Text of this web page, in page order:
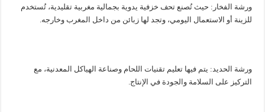
ورشة الفخار: حيث تُصنع تحف خزفية يدوية بجمالية مغربية تقليدية، تُستخدم
للزينة أو الاستعمال اليومي، وتجد لها زبائن من داخل المغرب وخارجه.
ورشة الحديد: يتم فيها تعليم تقنيات اللحام وصناعة الهياكل المعدنية، مع
التركيز على السلامة والجودة في الإنتاج.